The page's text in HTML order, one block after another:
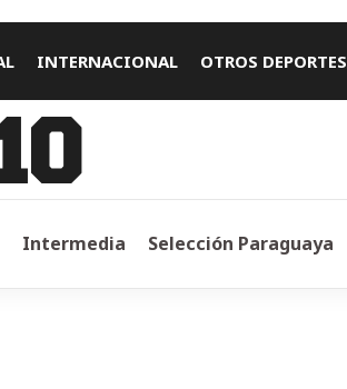
INTERNACIONAL OTROS DEPORTES
Intermedia Selección Paraguaya